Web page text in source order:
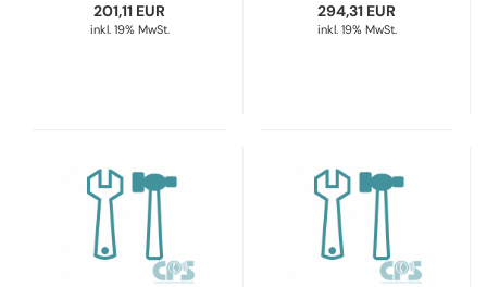
201,11 EUR
inkl. 19% MwSt.
294,31 EUR
inkl. 19% MwSt.